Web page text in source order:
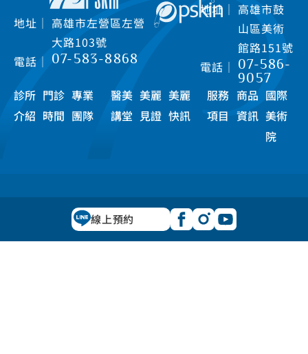
地址｜ 高雄市左營區左營
大路103號
電話｜ 07-583-8868
地址｜ 高雄市鼓
山區美術
館路151號
電話｜ 07-586-
9057
診所
介紹
門診
時間
專業
團隊
醫美
講堂
美麗
見證
美麗
快訊
服務
項目
商品
資訊
國際
美術
院
【注意事項】網站內容僅供參考，適用處置與效果因人而異，
仍必須由醫師當面做專業諮詢與評估。 禁止任何網際網路服務
業者轉錄其網路資訊之內容供人點閱。但以網路搜尋或超連結
線上預約